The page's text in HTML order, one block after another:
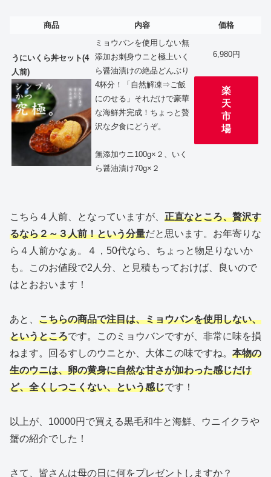
商品 内容 価格
うにいくら丼セット(4
人前)
ミョウバンを使用しない無
添加お刺身ウニと極上いく
ら醤油漬けの絶品どんぶり
4杯分！「自然解凍⇒ご飯
にのせる」それだけで豪華
な海鮮丼完成！ちょっと贅
沢な夕食にどうぞ。
無添加ウニ100g×２、いく
ら醤油漬け70g×２
6,980円
楽
天
市
場
こちら４人前、となっていますが、 正直なところ、贅沢す
るなら２～３人前！という分量だと思います。お年寄りな
ら４人前かなぁ。４，50代なら、ちょっと物足りないか
も。このお値段で2人分、と見積もっておけば、良いので
はとおおいます！
あと、 こちらの商品で注目は、ミョウバンを使用しない、
というところです。このミョウバンですが、非常に味を損
ねます。回るすしのウニとか、大体この味ですね。 本物の
生のウニは、卵の黄身に自然な甘さが加わった感じだけ
ど、全くしつこくない、という感じです！
以上が、10000円で買える黒毛和牛と海鮮、ウニイクラや
蟹の紹介でした！
さて、皆さんは母の日に何をプレゼントしますか？